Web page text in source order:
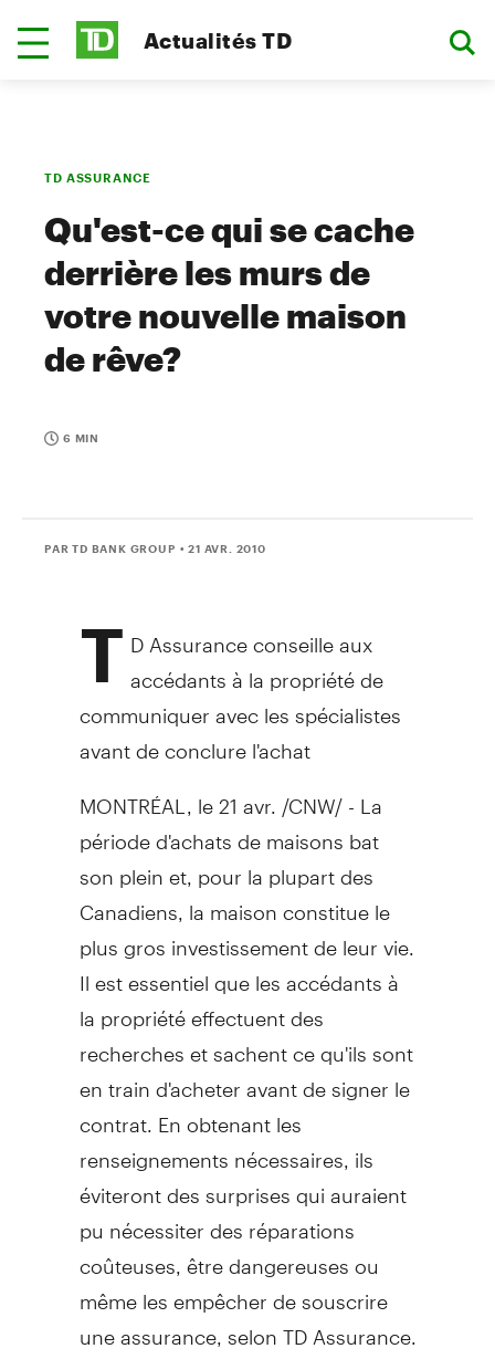
Actualités TD
TD ASSURANCE
Qu'est-ce qui se cache
derrière les murs de
votre nouvelle maison
de rêve?
6 MIN
PAR TD BANK GROUP • 21 AVR. 2010
T D Assurance conseille aux
accédants à la propriété de
communiquer avec les spécialistes
avant de conclure l'achat
MONTRÉAL, le 21 avr. /CNW/ - La
période d'achats de maisons bat
son plein et, pour la plupart des
Canadiens, la maison constitue le
plus gros investissement de leur vie.
Il est essentiel que les accédants à
la propriété effectuent des
recherches et sachent ce qu'ils sont
en train d'acheter avant de signer le
contrat. En obtenant les
renseignements nécessaires, ils
éviteront des surprises qui auraient
pu nécessiter des réparations
coûteuses, être dangereuses ou
même les empêcher de souscrire
une assurance, selon TD Assurance.